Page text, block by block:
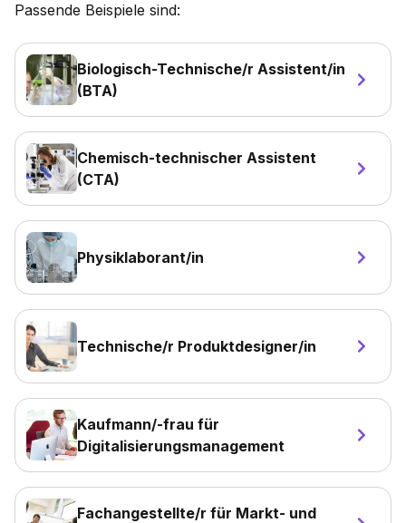
Passende Beispiele sind:
Biologisch-Technische/r Assistent/in
(BTA)
Chemisch-technischer Assistent
(CTA)
Physiklaborant/in
Technische/r Produktdesigner/in
Kaufmann/-frau für
Digitalisierungsmanagement
Fachangestellte/r für Markt- und